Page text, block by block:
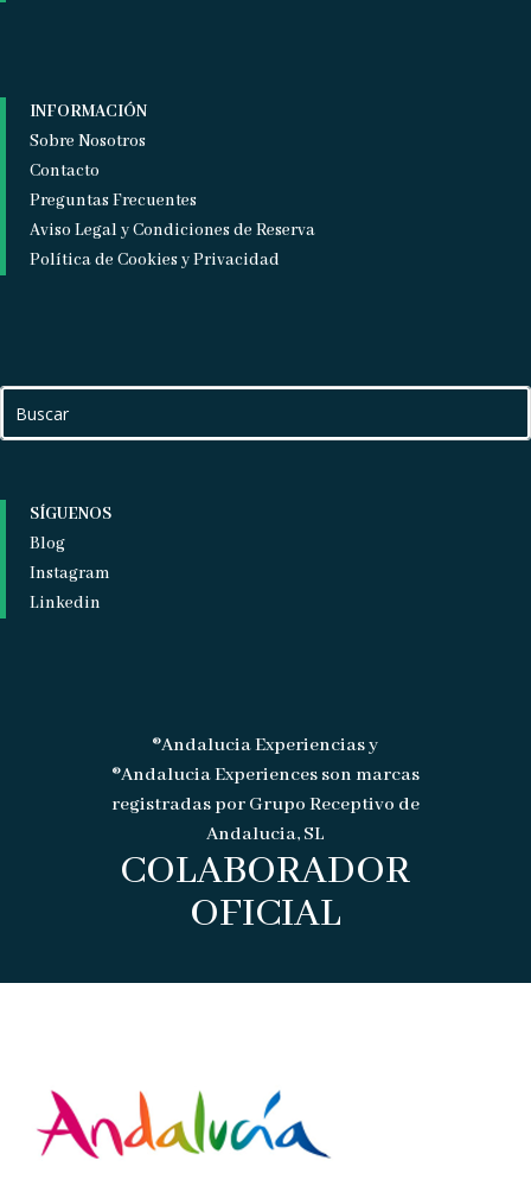
INFORMACIÓN
Sobre Nosotros
Contacto
Preguntas Frecuentes
Aviso Legal y Condiciones de Reserva
Política de Cookies y Privacidad
SÍGUENOS
Blog
Instagram
Linkedin
®Andalucia Experiencias y
®Andalucia Experiences son marcas
registradas por Grupo Receptivo de
Andalucia, SL
COLABORADOR
OFICIAL